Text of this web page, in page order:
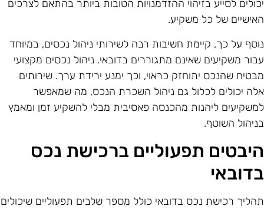
לסייע בזיהוי ההזדמנויות הטובות ביותר בהתאם לצרכים
של כל משקיע.
על כך, קיימת חשיבות רבה לשירותי ניהול נכסים, במיוחד
משקיעים שאינם מתגוררים בדובאי. ניהול נכסים מקצועי
שהנכס יתוחזק כראוי, וכך ימנע ירידת ערך. שירותים
יכולים לכלול גם ניהול השכרת הנכס, מה שמאפשר
ליהנות מהכנסה פאסיבית מבלי להשקיע זמן ומאמץ
השוטף.
תפעוליים ברכישת נכס
רכישת נכס בדובאי כולל מספר שלבים תפעוליים שיכולים